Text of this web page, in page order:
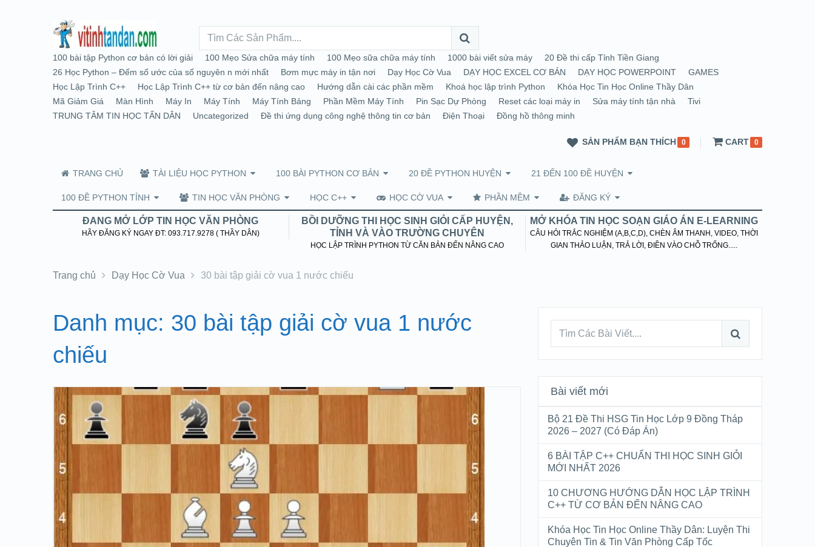
100 bài tập Python cơ bản có lời giải 100 Mẹo Sửa chữa máy tính 100 Mẹo sữa chữa máy tính 1000 bài viết sửa máy
20 Đề thi cấp Tỉnh Tiền Giang
26 Học Python – Đếm số ước của số nguyên n mới nhất
Bơm mực máy in tận nơi Dạy Học Cờ Vua DẠY HỌC EXCEL CƠ BẢN DẠY HỌC POWERPOINT
GAMES
Học Lập Trình C++
Học Lập Trình C++ từ cơ bản đến nâng cao Hướng dẫn cài các phần mềm Khoá học lập trình Python
Khóa Học Tin Học Online Thầy Dân
Mã Giảm Giá
Màn Hình Máy In Máy Tính Máy Tính Bảng Phần Mềm Máy Tính Pin Sạc Dự Phòng Reset các loại máy in Sửa máy tính tận nhà
Tivi
TRUNG TÂM TIN HỌC TẤN DÂN
Uncategorized Đề thi ứng dụng công nghệ thông tin cơ bản Điện Thoại Đồng hồ thông minh
SẢN PHẨM BẠN THÍCH 0 CART 0
TRANG CHỦ TÀI LIỆU HỌC PYTHON 100 BÀI PYTHON CƠ BẢN 20 ĐỀ PYTHON HUYỆN 21 ĐẾN 100 ĐỀ HUYỆN
100 ĐỀ PYTHON TỈNH TIN HỌC VĂN PHÒNG HỌC C++ HỌC CỜ VUA PHẦN MỀM ĐĂNG KÝ
ĐANG MỞ LỚP TIN HỌC VĂN PHÒNG
HÃY ĐĂNG KÝ NGAY ĐT: 093.717.9278 ( THẦY DÂN)
BỒI DƯỠNG THI HỌC SINH GIỎI CẤP HUYỆN,
TỈNH VÀ VÀO TRƯỜNG CHUYÊN
HỌC LẬP TRÌNH PYTHON TỪ CĂN BẢN ĐẾN NÂNG CAO
MỞ KHÓA TIN HỌC SOẠN GIÁO ÁN E-LEARNING
CÂU HỎI TRẮC NGHIỆM (A,B,C,D), CHÈN ÂM THANH, VIDEO, THỜI
GIAN THẢO LUẬN, TRẢ LỜI, ĐIỀN VÀO CHỖ TRỐNG.....
Trang chủ Dạy Học Cờ Vua 30 bài tập giải cờ vua 1 nước chiếu
Danh mục: 30 bài tập giải cờ vua 1 nước
chiếu
Bài viết mới
Bộ 21 Đề Thi HSG Tin Học Lớp 9 Đồng Tháp
2026 – 2027 (Có Đáp Án)
6 BÀI TẬP C++ CHUẨN THI HỌC SINH GIỎI
MỚI NHẤT 2026
10 CHƯƠNG HƯỚNG DẪN HỌC LẬP TRÌNH
C++ TỪ CƠ BẢN ĐẾN NÂNG CAO
Khóa Học Tin Học Online Thầy Dân: Luyện Thi
Chuyên Tin & Tin Văn Phòng Cấp Tốc